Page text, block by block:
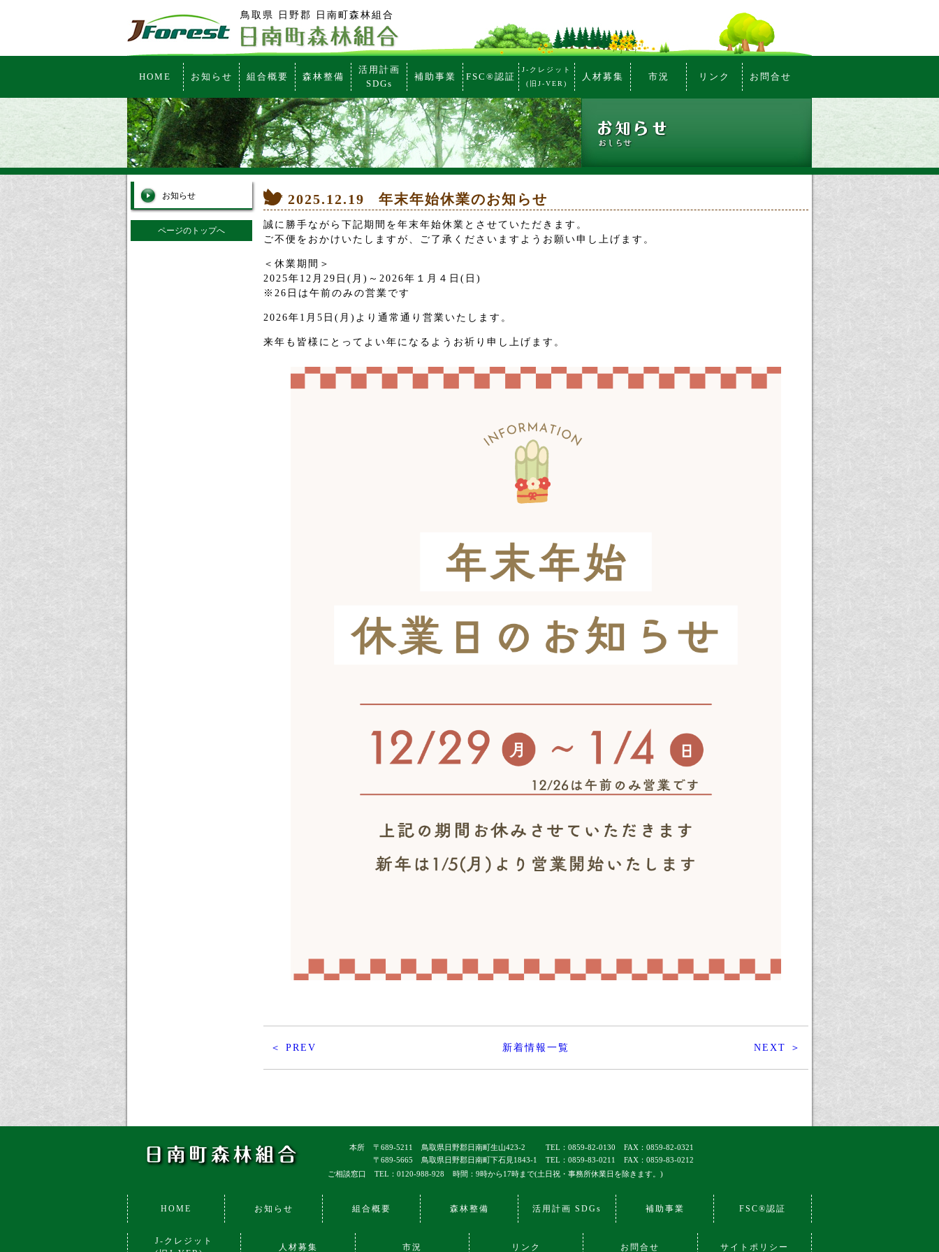
鳥取県 日野郡 日南町森林組合
HOME お知らせ 組合概要 森林整備
活用計画
SDGs
補助事業 FSC®認証
J-クレジット
(旧J-VER)
人材募集 市況 リンク お問合せ
お知らせ
ページのトップへ
2025.12.19 年末年始休業のお知らせ
誠に勝手ながら下記期間を年末年始休業とさせていただきます。
ご不便をおかけいたしますが、ご了承くださいますようお願い申し上げます。
＜休業期間＞
2025年12月29日(月)～2026年１月４日(日)
※26日は午前のみの営業です
2026年1月5日(月)より通常通り営業いたします。
来年も皆様にとってよい年になるようお祈り申し上げます。
＜ PREV 新着情報一覧 NEXT ＞
本所 〒689-5211 鳥取県日野郡日南町生山423-2 TEL：0859-82-0130
FAX：0859-82-0321
〒689-5665
鳥取県日野郡日南町下石見1843-1 TEL：0859-83-0211
FAX：0859-83-0212
ご相談窓口
TEL：0120-988-928 時間：9時から17時まで(土日祝・事務所休業日を除きます。)
HOME お知らせ 組合概要 森林整備 活用計画 SDGs 補助事業 FSC®認証
J-クレジット
人材募集 市況 リンク お問合せ サイトポリシー